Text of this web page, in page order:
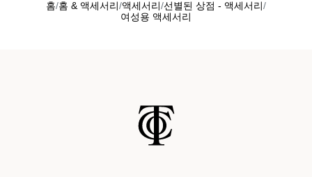
홈 홈 & 액세서리 액세서리 선별된 상점 - 액세서리
여성용 액세서리